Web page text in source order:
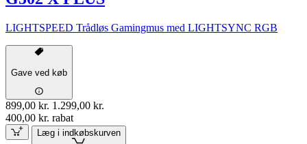
LIGHTSPEED Trådløs Gamingmus med LIGHTSYNC RGB
Gave ved køb
899,00 kr. 1.299,00 kr.
400,00 kr. rabat
Læg i indkøbskurven